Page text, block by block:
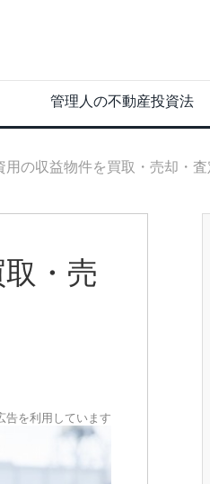
管理人の不動産投資法
用の収益物件を買取・売却・
・売
告を利用しています